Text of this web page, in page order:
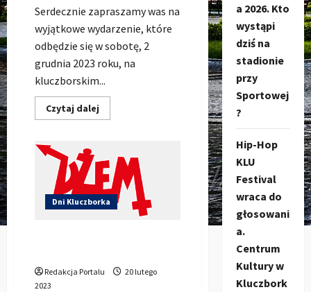
Serdecznie zapraszamy was na
wyjątkowe wydarzenie, które
odbędzie się w sobotę, 2
grudnia 2023 roku, na
kluczborskim...
Czytaj dalej
się
ŚWIATŁA
–
Rozpalmy
770
ogni
na
Dni Kluczborka
Redakcja Portalu
20 lutego
2023
a 2026. Kto
wystąpi
dziś na
stadionie
przy
Sportowej
?
Hip-Hop
KLU
Festival
wraca do
głosowani
a.
Centrum
Kultury w
Kluczbork